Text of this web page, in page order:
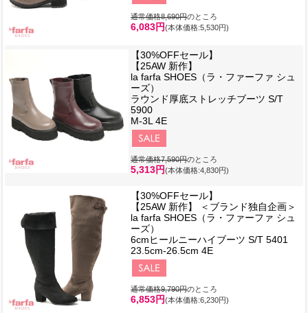
通常価格8,690円のところ
6,083円(本体価格:5,530円)
【30%OFFセール】
【25AW 新作】
la farfa SHOES（ラ・ファーファ シュ
ーズ）
ラウンド厚底ストレッチブーツ S/T
5900
M-3L 4E
通常価格7,590円のところ
5,313円(本体価格:4,830円)
【30%OFFセール】
【25AW 新作】 ＜ブランド独自企画＞
la farfa SHOES（ラ・ファーファ シュ
ーズ）
6cmヒールニーハイブーツ S/T 5401
23.5cm-26.5cm 4E
通常価格9,790円のところ
6,853円(本体価格:6,230円)